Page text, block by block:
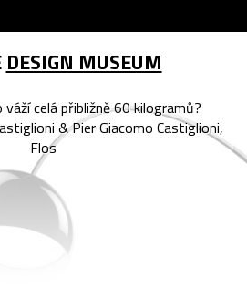
DESIGN MUSEUM
celá přibližně 60 kilogramů?
& Pier Giacomo Castiglioni,
Flos